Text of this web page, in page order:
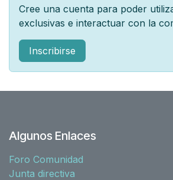
Cree una cuenta para poder
exclusivas e interactuar con la
Inscribirse
Algunos Enlaces
Foro Comunidad
Junta directiva